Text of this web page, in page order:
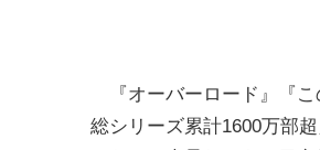
『オーバーロード』『こ
総シリーズ累計1600万部